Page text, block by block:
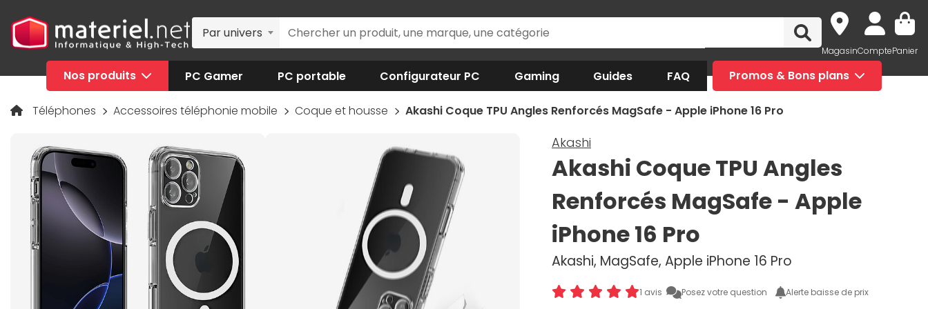
Par univers
MagasinComptePanier
Nos produits PC Gamer PC portable Configurateur PC Gaming Guides FAQ Promos & Bons plans
Téléphones Accessoires téléphonie mobile Coque et housse Akashi Coque TPU Angles Renforcés MagSafe - Apple iPhone 16 Pro
Akashi
Akashi Coque TPU Angles
Renforcés MagSafe - Apple
iPhone 16 Pro
Akashi, MagSafe, Apple iPhone 16 Pro
1 avis Posez votre question Alerte baisse de prix